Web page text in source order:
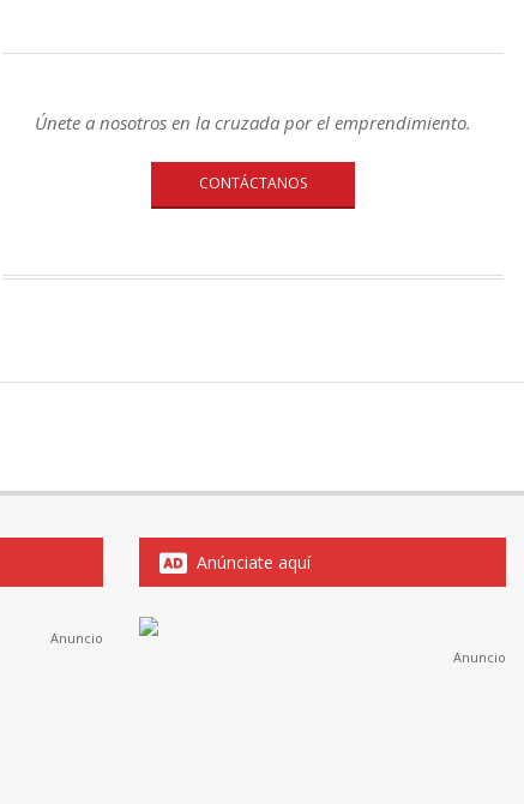
Únete a nosotros en la cruzada por el emprendimiento.
CONTÁCTANOS
Anuncio
Anúnciate aquí
Anuncio